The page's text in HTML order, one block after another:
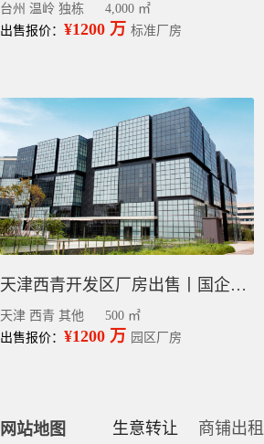
台州 温岭 独栋
4,000 ㎡
出售报价： ¥1200 万 标准厂房
天津西青开发区厂房出售丨国企现房/可办公可生产/可飞无人机/VRV空调
天津 西青 其他
500 ㎡
出售报价： ¥1200 万 园区厂房
网站地图 生意转让 商铺出租